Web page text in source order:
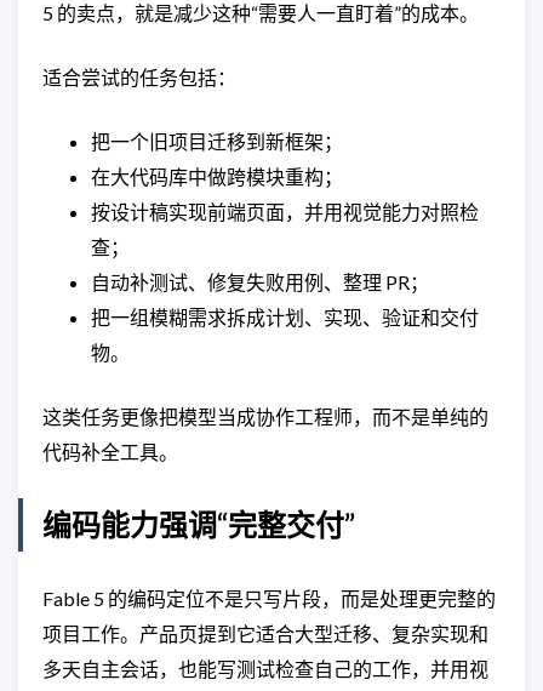
5 的卖点，就是减少这种“需要人一直盯着”的成本。
适合尝试的任务包括：
把一个旧项目迁移到新框架；
在大代码库中做跨模块重构；
按设计稿实现前端页面，并用视觉能力对照检
查；
自动补测试、修复失败用例、整理 PR；
把一组模糊需求拆成计划、实现、验证和交付
物。
这类任务更像把模型当成协作工程师，而不是单纯的
代码补全工具。
编码能力强调“完整交付”
Fable 5 的编码定位不是只写片段，而是处理更完整的
项目工作。产品页提到它适合大型迁移、复杂实现和
多天自主会话，也能写测试检查自己的工作，并用视